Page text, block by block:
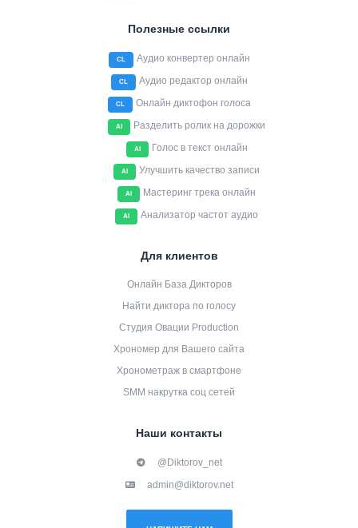
Полезные ссылки
CL Аудио конвертер онлайн
CL Аудио редактор онлайн
CL Онлайн диктофон голоса
AI Разделить ролик на дорожки
AI Голос в текст онлайн
AI Улучшить качество записи
AI Мастеринг трека онлайн
AI Анализатор частот аудио
Для клиентов
Онлайн База Дикторов
Найти диктора по голосу
Студия Овации Production
Хрономер для Вашего сайта
Хронометраж в смартфоне
SMM накрутка соц сетей
Наши контакты
@Diktorov_net
admin@diktorov.net